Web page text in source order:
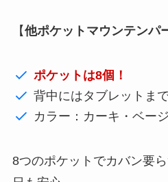
【他ポケットマウンテンパ
ポケットは8個！
背中にはタブレットま
カラー：カーキ・ベー
8つのポケットでカバン要